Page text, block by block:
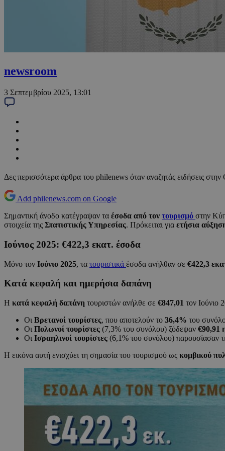
newsroom
3 Σεπτεμβρίου 2025, 13:01
Δες περισσότερα άρθρα του philenews όταν αναζητάς ειδήσεις στην
Add philenews.com on Google
Σημαντική άνοδο κατέγραψαν τα έσοδα από τον τουρισμό στην
στοιχεία της Στατιστικής Υπηρεσίας. Πρόκειται για ετήσια
Ιούνιος 2025: €422,3 εκατ. έσοδα
Μόνο τον Ιούνιο 2025, τα τουριστικά έσοδα ανήλθαν σε €422,3
Κατά κεφαλή και ημερήσια δαπάνη
Η κατά κεφαλή δαπάνη τουριστών ανήλθε σε €847,01 τον Ιούνιο
Οι Βρετανοί τουρίστες, που αποτελούν το 36,4% του
Οι Πολωνοί τουρίστες (7,3% του συνόλου) ξόδεψαν €90,91
Οι Ισραηλινοί τουρίστες (6,1% του συνόλου) παρουσίασαν
Η εικόνα αυτή ενισχύει τη σημασία του τουρισμού ως κομβικού